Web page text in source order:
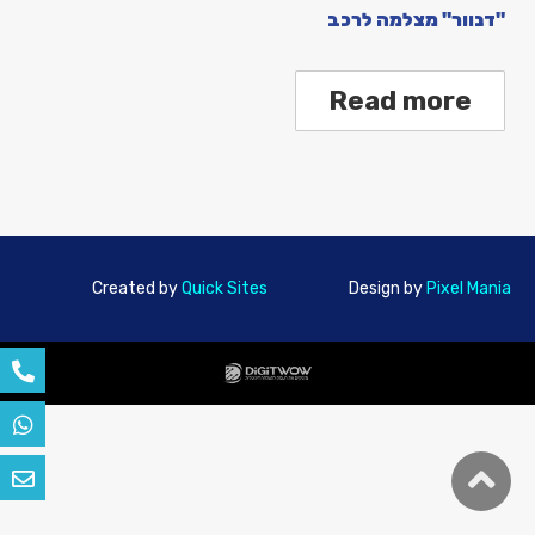
"דנוור" מצלמה לרכב
Read more
Design by Pixel Mania
Created byQuick Sites
גלילה
לראש